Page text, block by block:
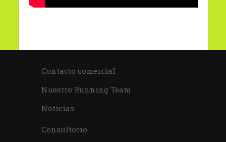
Contacto comercial
Nuestro Running Team
Noticias
Consultorio